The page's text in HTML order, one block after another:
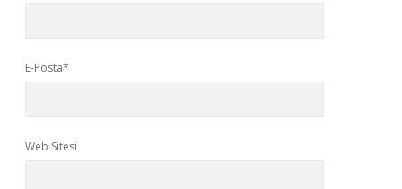
E-Posta*
Web Sitesi